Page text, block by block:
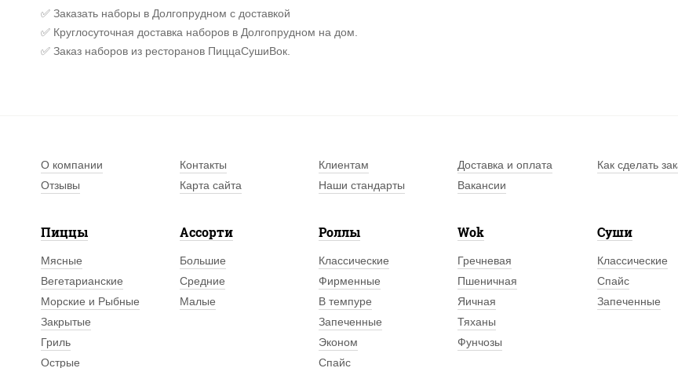
✅ Заказать наборы в Долгопрудном с доставкой
✅ Круглосуточная доставка наборов в Долгопрудном на дом.
✅ Заказ наборов из ресторанов ПиццаСушиВок.
О компании Контакты Клиентам Доставка и оплата Как сделать
Отзывы
Карта сайта Наши стандарты Вакансии
Пиццы
Мясные
Вегетарианские
Морские и Рыбные
Закрытые
Гриль
Острые
Ассорти
Большие
Средние
Малые
Роллы
Классические
Фирменные
В темпуре
Запеченные
Эконом
Спайс
Wok
Гречневая
Пшеничная
Яичная
Тяханы
Фунчозы
Суши
Классические
Спайс
Запеченные